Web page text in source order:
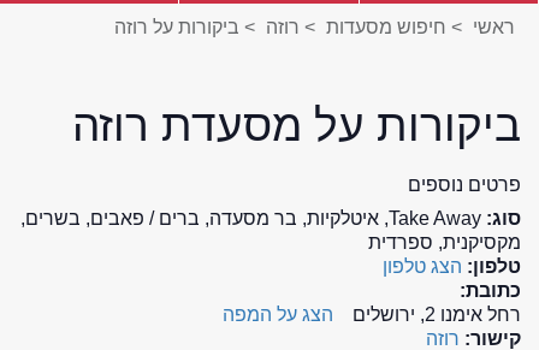
ראשי > חיפוש מסעדות > רוזה > ביקורות על רוזה
ביקורות על מסעדת רוזה
פרטים נוספים
סוג:
Take Away, איטלקיות, בר מסעדה, ברים / פאבים, בשרים,
מקסיקנית, ספרדית
טלפון: הצג טלפון
כתובת:
רחל אימנו 2, ירושלים
הצג על המפה
קישור: רוזה